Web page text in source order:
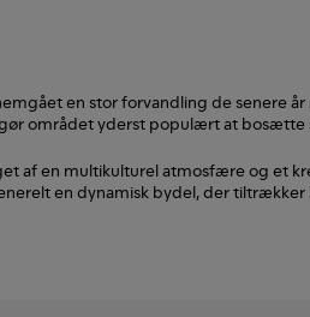
en stor forvandling de senere
området yderst populært at bosætte
af en multikulturel atmosfære og et
en dynamisk bydel, der